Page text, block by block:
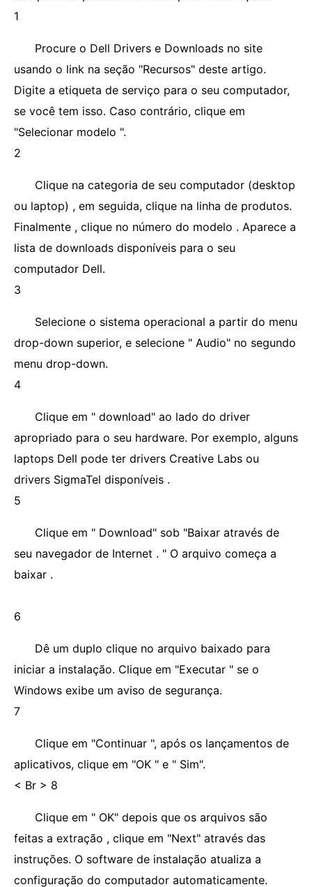
1
Procure o Dell Drivers e Downloads no site
usando o link na seção "Recursos" deste artigo.
Digite a etiqueta de serviço para o seu computador,
se você tem isso. Caso contrário, clique em
"Selecionar modelo ".
2
Clique na categoria de seu computador (desktop
ou laptop) , em seguida, clique na linha de produtos.
Finalmente , clique no número do modelo . Aparece a
lista de downloads disponíveis para o seu
computador Dell.
3
Selecione o sistema operacional a partir do menu
drop-down superior, e selecione " Audio" no segundo
menu drop-down.
4
Clique em " download" ao lado do driver
apropriado para o seu hardware. Por exemplo, alguns
laptops Dell pode ter drivers Creative Labs ou
drivers SigmaTel disponíveis .
5
Clique em " Download" sob "Baixar através de
seu navegador de Internet . " O arquivo começa a
baixar .
6
Dê um duplo clique no arquivo baixado para
iniciar a instalação. Clique em "Executar " se o
Windows exibe um aviso de segurança.
7
Clique em "Continuar ", após os lançamentos de
aplicativos, clique em "OK " e " Sim".
< Br > 8
Clique em " OK" depois que os arquivos são
feitas a extração , clique em "Next" através das
instruções. O software de instalação atualiza a
configuração do computador automaticamente.